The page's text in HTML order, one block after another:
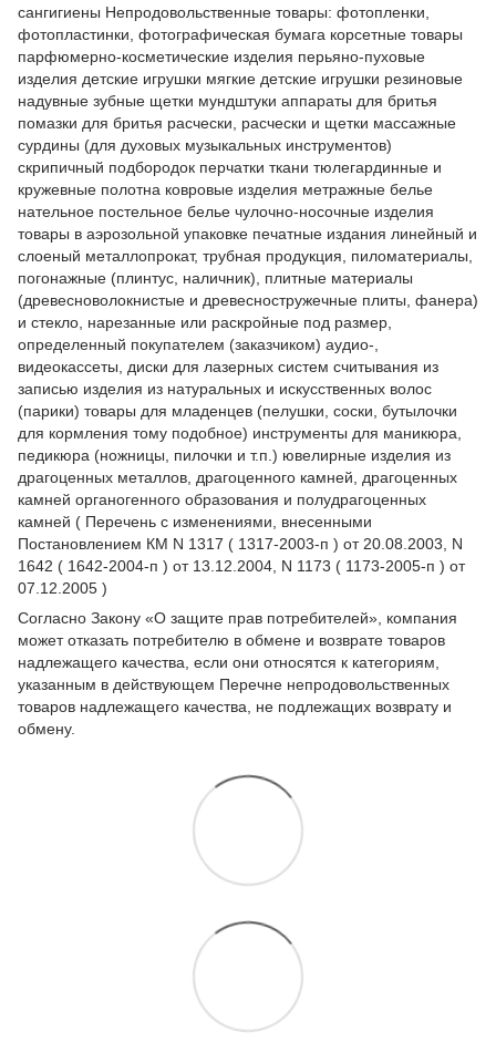
сангигиены Непродовольственные товары: фотопленки,
фотопластинки, фотографическая бумага корсетные товары
парфюмерно-косметические изделия перьяно-пуховые
изделия детские игрушки мягкие детские игрушки резиновые
надувные зубные щетки мундштуки аппараты для бритья
помазки для бритья расчески, расчески и щетки массажные
сурдины (для духовых музыкальных инструментов)
скрипичный подбородок перчатки ткани тюлегардинные и
кружевные полотна ковровые изделия метражные белье
нательное постельное белье чулочно-носочные изделия
товары в аэрозольной упаковке печатные издания линейный и
слоеный металлопрокат, трубная продукция, пиломатериалы,
погонажные (плинтус, наличник), плитные материалы
(древесноволокнистые и древесностружечные плиты, фанера)
и стекло, нарезанные или раскройные под размер,
определенный покупателем (заказчиком) аудио-,
видеокассеты, диски для лазерных систем считывания из
записью изделия из натуральных и искусственных волос
(парики) товары для младенцев (пелушки, соски, бутылочки
для кормления тому подобное) инструменты для маникюра,
педикюра (ножницы, пилочки и т.п.) ювелирные изделия из
драгоценных металлов, драгоценного камней, драгоценных
камней органогенного образования и полудрагоценных
камней ( Перечень с изменениями, внесенными
Постановлением КМ N 1317 ( 1317-2003-п ) от 20.08.2003, N
1642 ( 1642-2004-п ) от 13.12.2004, N 1173 ( 1173-2005-п ) от
07.12.2005 )
Согласно Закону «О защите прав потребителей» , компания
может отказать потребителю в обмене и возврате товаров
надлежащего качества, если они относятся к категориям,
указанным в действующем Перечне непродовольственных
товаров надлежащего качества, не подлежащих возврату и
обмену.